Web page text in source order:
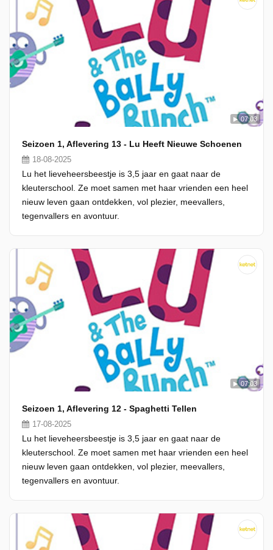
07:03
Seizoen 1, Aflevering 13 - Lu Heeft Nieuwe Schoenen
18-08-2025
Lu het lieveheersbeestje is 3,5 jaar en gaat naar de
kleuterschool. Ze moet samen met haar vrienden een heel
nieuw leven gaan ontdekken, vol plezier, meevallers,
tegenvallers en avontuur.
07:03
Seizoen 1, Aflevering 12 - Spaghetti Tellen
17-08-2025
Lu het lieveheersbeestje is 3,5 jaar en gaat naar de
kleuterschool. Ze moet samen met haar vrienden een heel
nieuw leven gaan ontdekken, vol plezier, meevallers,
tegenvallers en avontuur.